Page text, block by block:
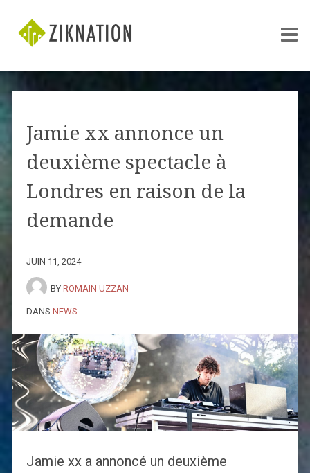
Jamie xx annonce un
deuxième spectacle à
Londres en raison de la
demande
JUIN 11, 2024
BY ROMAIN UZZAN
DANS NEWS
Jamie xx a annoncé un deuxième